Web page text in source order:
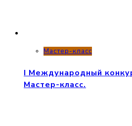
Мастер-класс
I Международный
Мастер-класс.